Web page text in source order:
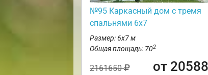
№95 Каркасный дом с тремя
спальнями 6х7
Размер: 6х7 м
Общая площадь: 702
2161650 от